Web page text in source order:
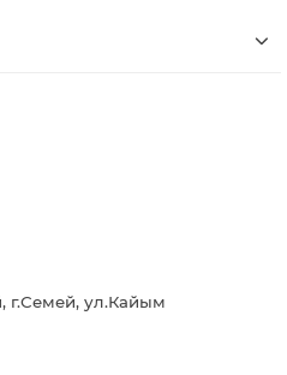
г.Семей, ул.Кайым